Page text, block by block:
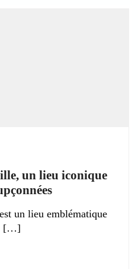
un lieu iconique
un lieu emblématique